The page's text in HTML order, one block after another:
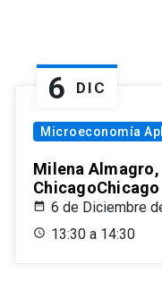
6 DIC
Microeconomía
Milena
6 de Diciembre
13:30 a 14:30